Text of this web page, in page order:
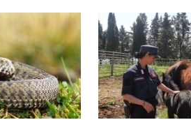
ovunque andassi, per poi
Vorrei contribuire
all'ambiente ed
ritrovata armonia uomo-
e la salvaguardia di ogni